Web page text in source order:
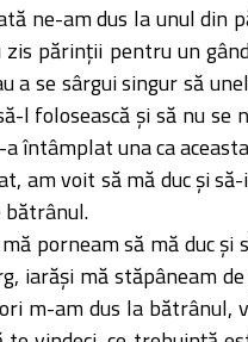
ne-am dus la unul din
zis părinţii pentru un
a se sârgui singur să
l folosească şi să nu se
întâmplat una ca
am voit să mă duc şi
bătrânul.
porneam să mă duc
iarăşi mă stăpâneam
m-am dus la bătrânul,